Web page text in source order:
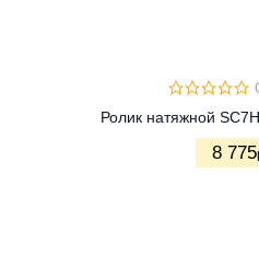
Ролик натяжной
8 775